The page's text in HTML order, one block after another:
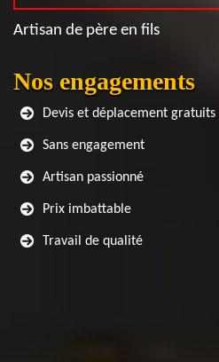
Artisan de père en fils
Nos engagements
Devis et déplacement gratuits
Sans engagement
Artisan passionné
Prix imbattable
Travail de qualité